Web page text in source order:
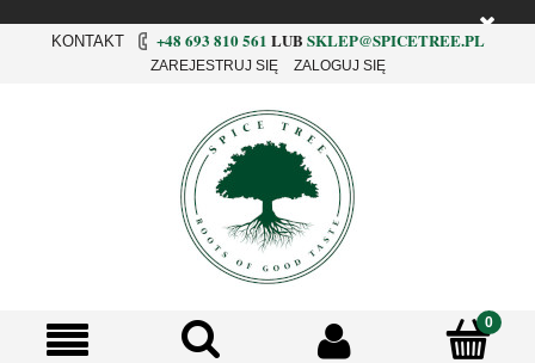
KONTAKT +48 693 810 561 LUB SKLEP@SPICETREE.PL
ZAREJESTRUJ SIĘ ZALOGUJ SIĘ